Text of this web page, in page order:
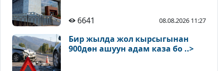
6641 08.08.2026 11:27
Бир жылда жол кырсыгынан
900дөн ашуун адам каза бо ..>